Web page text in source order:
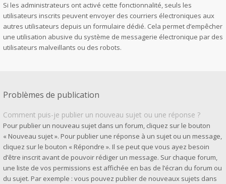
Si les administrateurs ont activé cette fonctionnalité, seuls les
utilisateurs inscrits peuvent envoyer des courriers électroniques aux
autres utilisateurs depuis un formulaire dédié. Cela permet d’empêcher
une utilisation abusive du système de messagerie électronique par des
utilisateurs malveillants ou des robots.
Problèmes de publication
Comment puis-je publier un nouveau sujet ou une réponse ?
Pour publier un nouveau sujet dans un forum, cliquez sur le bouton
« Nouveau sujet ». Pour publier une réponse à un sujet ou un message,
cliquez sur le bouton « Répondre ». Il se peut que vous ayez besoin
d’être inscrit avant de pouvoir rédiger un message. Sur chaque forum,
une liste de vos permissions est affichée en bas de l’écran du forum ou
du sujet. Par exemple : vous pouvez publier de nouveaux sujets dans